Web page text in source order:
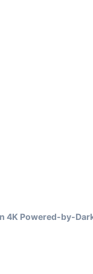
4K Powered-by-